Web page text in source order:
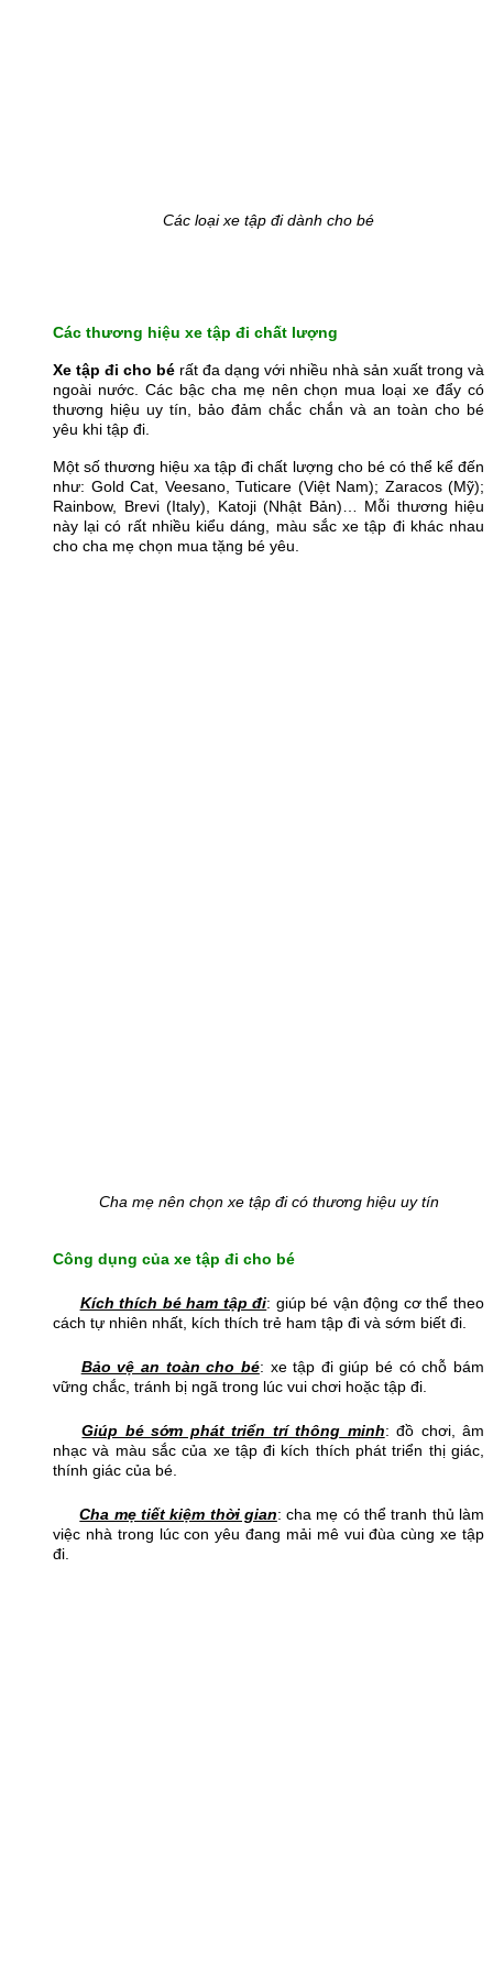
Các loại xe tập đi dành cho bé
Các thương hiệu xe tập đi chất lượng
Xe tập đi cho bé rất đa dạng với nhiều nhà sản xuất trong và
ngoài nước. Các bậc cha mẹ nên chọn mua loại xe đẩy có
thương hiệu uy tín, bảo đảm chắc chắn và an toàn cho bé
yêu khi tập đi.
Một số thương hiệu xa tập đi chất lượng cho bé có thể kể đến
như: Gold Cat, Veesano, Tuticare (Việt Nam); Zaracos (Mỹ);
Rainbow, Brevi (Italy), Katoji (Nhật Bản)… Mỗi thương hiệu
này lại có rất nhiều kiểu dáng, màu sắc xe tập đi khác nhau
cho cha mẹ chọn mua tặng bé yêu.
Cha mẹ nên chọn xe tập đi có thương hiệu uy tín
Công dụng của xe tập đi cho bé
Kích thích bé ham tập đi: giúp bé vận động cơ thể theo
cách tự nhiên nhất, kích thích trẻ ham tập đi và sớm biết đi.
Bảo vệ an toàn cho bé: xe tập đi giúp bé có chỗ bám
vững chắc, tránh bị ngã trong lúc vui chơi hoặc tập đi.
Giúp bé sớm phát triển trí thông minh: đồ chơi, âm
nhạc và màu sắc của xe tập đi kích thích phát triển thị giác,
thính giác của bé.
Cha mẹ tiết kiệm thời gian: cha mẹ có thể tranh thủ làm
việc nhà trong lúc con yêu đang mải mê vui đùa cùng xe tập
đi.